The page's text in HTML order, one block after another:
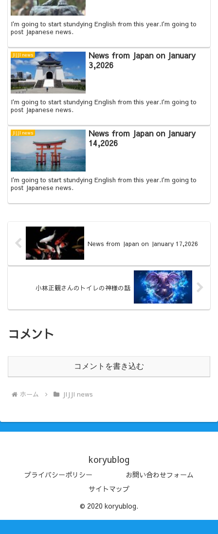
I'm going to start stundying English from this year.I'm going to
post Japanese news.
JIJJI news
News from Japan on January
3,2026
I'm going to start stundying English from this year.I'm going to
post Japanese news.
JIJJI news
News from Japan on January
14,2026
I'm going to start stundying English from this year.I'm going to
post Japanese news.
News from Japan on January 17,2026
小林正観さんのトイレの神様の話
コメント
コメントを書き込む
ホーム JIJJI news
koryublog
プライバシーポリシー
お問い合わせフォーム
サイトマップ
© 2020 koryublog.